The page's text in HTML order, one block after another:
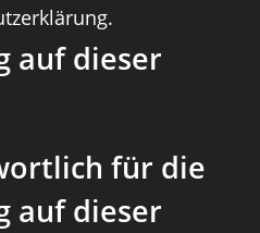
auf dieser
für die
auf dieser